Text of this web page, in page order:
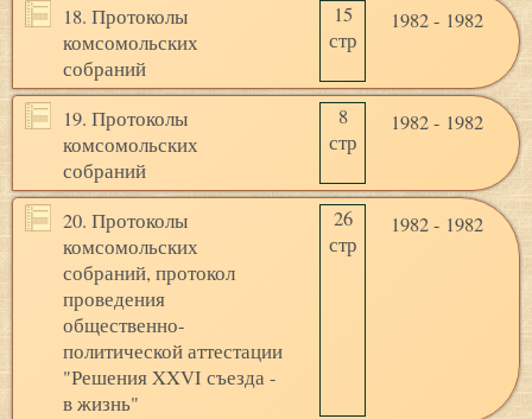
18. Протоколы
комсомольских
собраний
15
стр
1982 - 1982
19. Протоколы
комсомольских
собраний
8
стр
1982 - 1982
20. Протоколы
комсомольских
собраний, протокол
проведения
общественно-
политической аттестации
"Решения XXVI съезда -
в жизнь"
26
стр
1982 - 1982